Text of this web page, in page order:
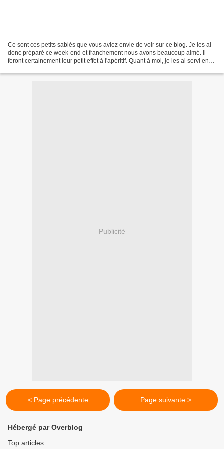
Ce sont ces petits sablés que vous aviez envie de voir sur ce blog. Je les ai
donc préparé ce week-end et franchement nous avons beaucoup aimé. Il
feront certainement leur petit effet à l'apéritif. Quant à moi, je les ai servi en
Publicité
< Page précédente Page suivante >
Hébergé par Overblog
Top articles